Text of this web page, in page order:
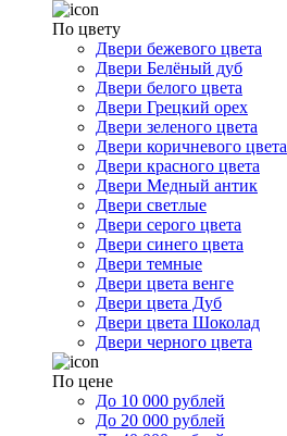
По цвету
Двери бежевого цвета
Двери Белёный дуб
Двери белого цвета
Двери Грецкий орех
Двери зеленого цвета
Двери коричневого цвета
Двери красного цвета
Двери Медный антик
Двери светлые
Двери серого цвета
Двери синего цвета
Двери темные
Двери цвета венге
Двери цвета Дуб
Двери цвета Шоколад
Двери черного цвета
По цене
До 10 000 рублей
До 20 000 рублей